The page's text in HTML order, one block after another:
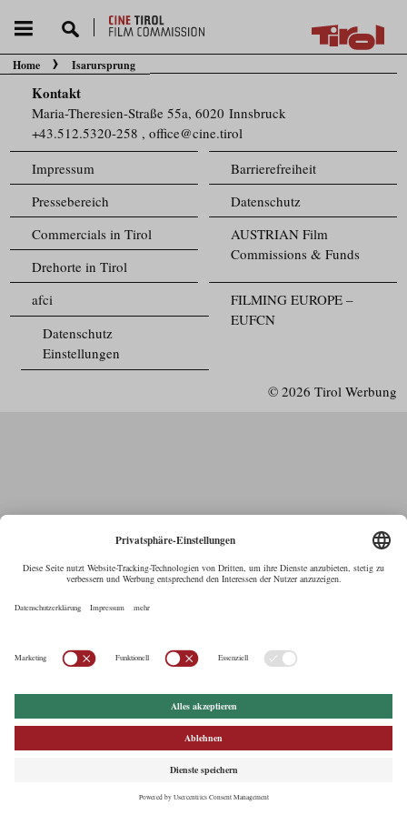
Sie befinden sich hier:
Home Isarursprung
Kontakt
Maria-Theresien-Straße 55a, 6020 Innsbruck
+43.512.5320-258 ,office@cine.tirol
Impressum
Barrierefreiheit
Pressebereich
Datenschutz
Commercials in Tirol
AUSTRIAN Film
Commissions & Funds
Drehorte in Tirol
FILMING EUROPE –
EUFCN
afci
Datenschutz
Einstellungen
© 2026 Tirol Werbung